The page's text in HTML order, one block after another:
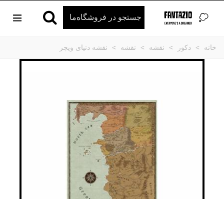
خانه > دکور > نقشه > نقشه > نقشه دنیای ویچر